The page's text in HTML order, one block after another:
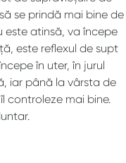
se prindă mai bine de
este atinsă, va începe
este reflexul de supt
în uter, în jurul
iar până la vârsta de
controleze mai bine.